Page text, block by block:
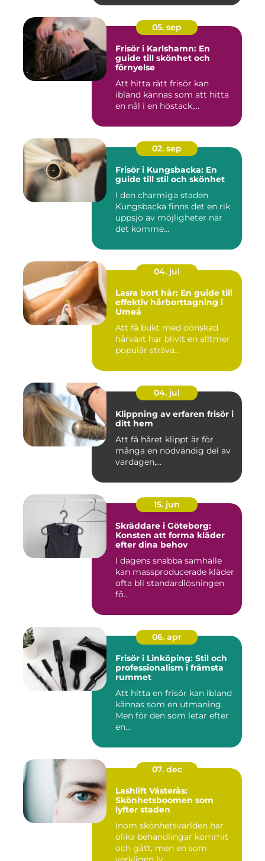
05. sep
Frisör i Karlshamn: En
guide till skönhet och
förnyelse
Att hitta rätt frisör kan
ibland kännas som att hitta
en nål i en höstack,...
02. sep
Frisör i Kungsbacka: En
guide till stil och skönhet
I den charmiga staden
Kungsbacka finns det en rik
uppsjö av möjligheter när
det komme...
04. jul
Lasra bort hår: En guide till
effektiv hårborttagning i
Umeå
Att få bukt med oönskad
hårväxt har blivit en alltmer
populär sträva...
04. jul
Klippning av erfaren frisör i
ditt hem
Att få håret klippt är för
många en nödvändig del av
vardagen,...
15. jun
Skräddare i Göteborg:
Konsten att forma kläder
efter dina behov
I dagens snabba samhälle
kan massproducerade kläder
ofta bli standardlösningen
fö...
06. apr
Frisör i Linköping: Stil och
professionalism i främsta
rummet
Att hitta en frisör kan ibland
kännas som en utmaning.
Men för den som letar efter
en...
07. dec
Lashlift Västerås:
Skönhetsboomen som
lyfter staden
Inom skönhetsvärlden har
olika behandlingar kommit
och gått, men en som